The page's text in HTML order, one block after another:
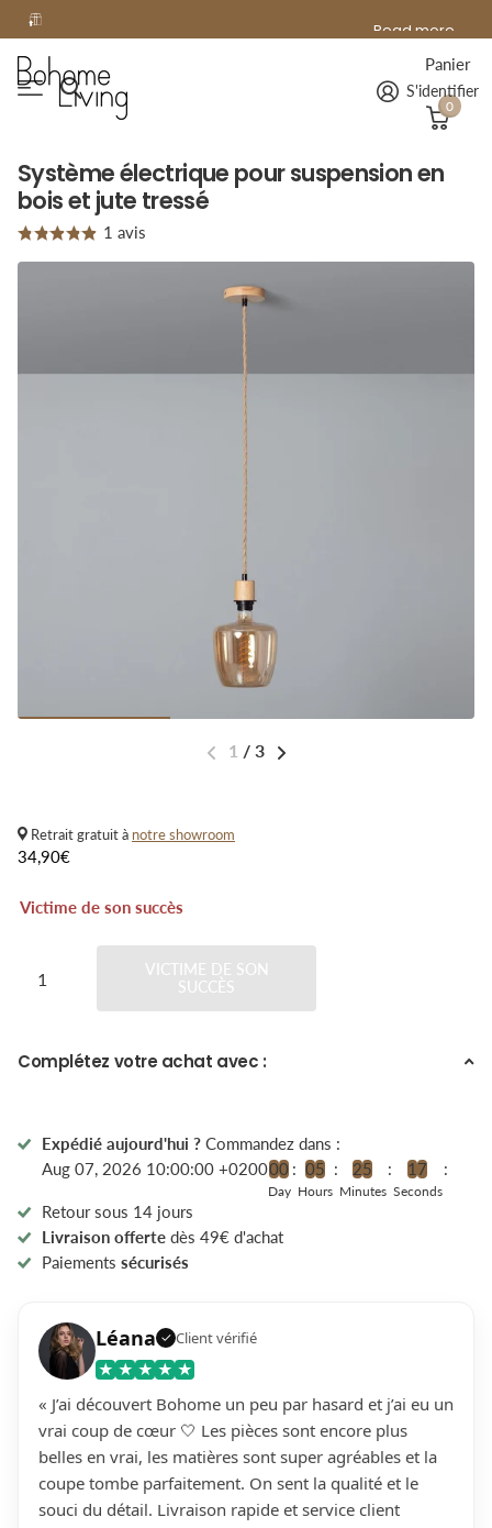
Livraisonofferteà domicile dès 99€ d'achat !
Read more
S'identifier
Panier
0
Système électrique pour suspension en
bois et jute tressé
1 avis
1 / 3
Retrait gratuit à notre showroom
34,90€
Victime de son succès
VICTIME DE SON
SUCCÈS
Complétez votre achat avec :
Expédié aujourd'hui ?Commandez dans :
Aug 07, 2026 10:00:00 +020000
Day
05
Hours
25
Minutes
17
Seconds
Retour sous 14 jours
Livraison offertedès 49€ d'achat
Paiements sécurisés
Léana ✓ Client vérifié
★ ★ ★ ★ ★
« J’ai découvert Bohome un peu par hasard et j’ai eu un
vrai coup de cœur 🤍 Les pièces sont encore plus
belles en vrai, les matières sont super agréables et la
coupe tombe parfaitement. On sent la qualité et le
souci du détail. Livraison rapide et service client